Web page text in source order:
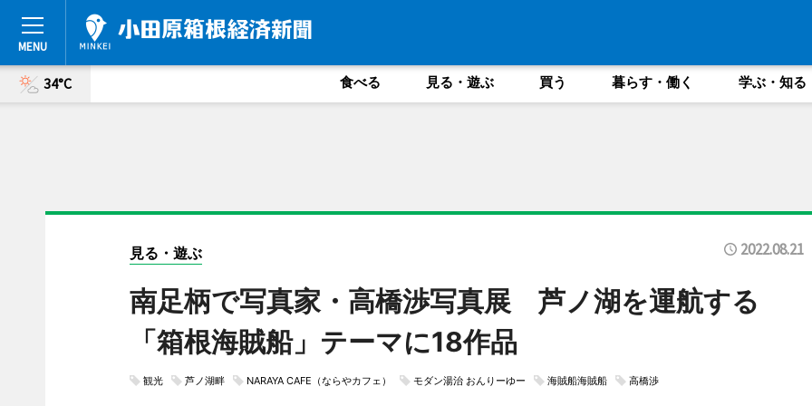
34°C 食べる 見る・遊ぶ 買う 暮らす・働く 学ぶ・知る
見る・遊ぶ 2022.08.21
南足柄で写真家・高橋渉写真展 芦ノ湖を運航する
「箱根海賊船」テーマに18作品
観光 芦ノ湖畔 NARAYA CAFE（ならやカフェ） モダン湯治 おんりーゆー 海賊船海賊船 高橋渉